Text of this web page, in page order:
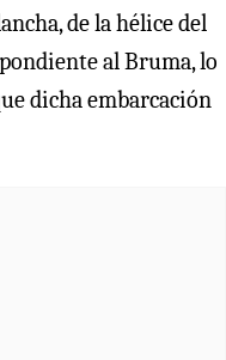
de la hélice del
al Bruma, lo
dicha embarcación